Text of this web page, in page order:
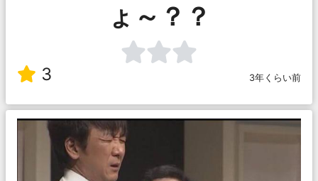
ょ～？？
3 3年くらい前